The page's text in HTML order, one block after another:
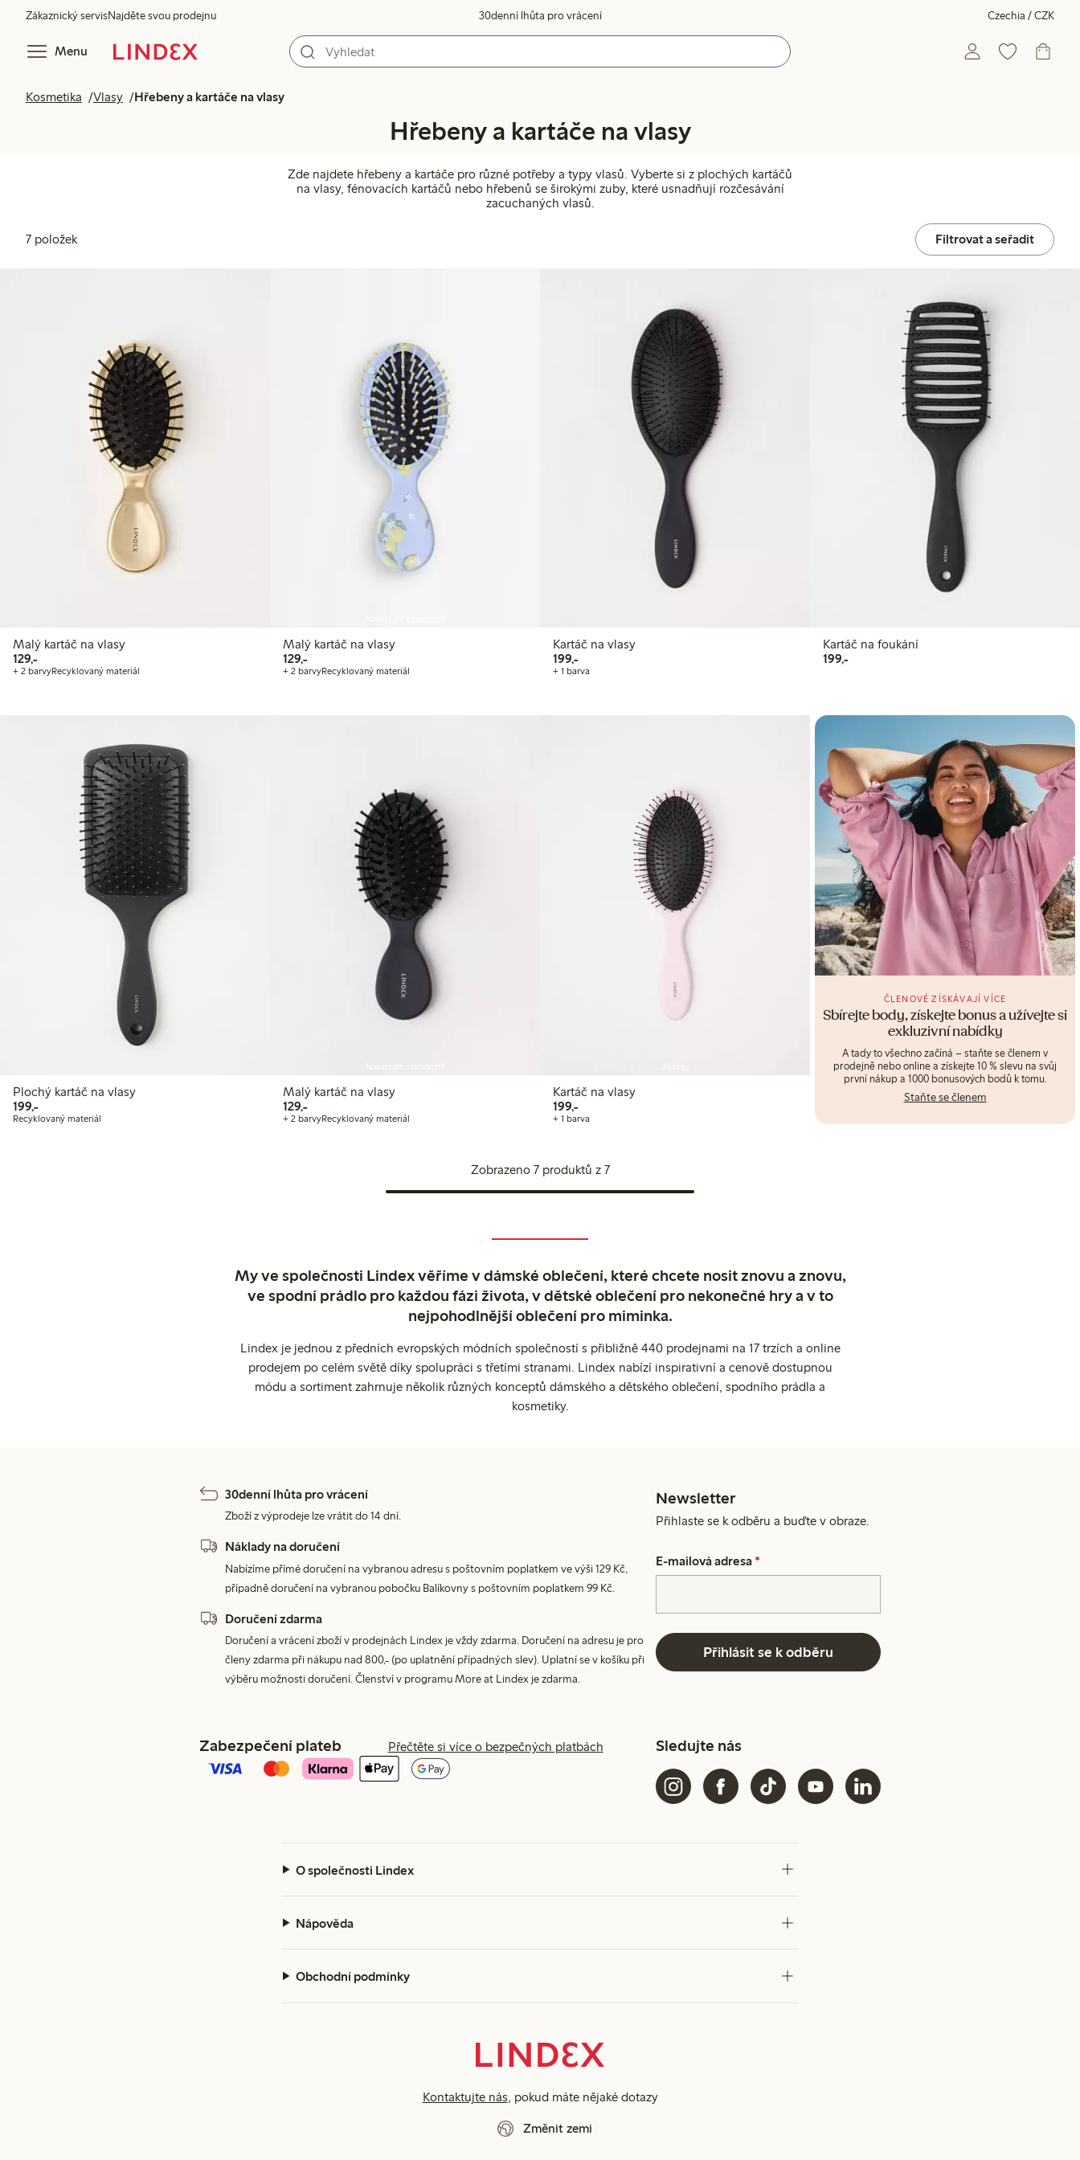
Zákaznický servisNajděte svou prodejnu 30denní lhůta pro vrácení Czechia / CZK
Menu
Kosmetika Vlasy Hřebeny a kartáče na vlasy
Hřebeny a kartáče na vlasy
Zde najdete hřebeny a kartáče pro různé potřeby a typy vlasů. Vyberte si z plochých kartáčů
na vlasy, fénovacích kartáčů nebo hřebenů se širokými zuby, které usnadňují rozčesávání
zacuchaných vlasů.
7 položek Filtrovat a seřadit
Malý kartáč na vlasy
129,-129,00 Kč
+ 2 barvyRecyklovaný materiál
Malý kartáč na vlasy
129,-129,00 Kč
+ 2 barvyRecyklovaný materiál
Kartáč na vlasy
199,-199,00 Kč
+ 1 barva
Kartáč na foukání
199,-199,00 Kč
Plochý kartáč na vlasy
199,-199,00 Kč
Recyklovaný materiál
Malý kartáč na vlasy
129,-129,00 Kč
+ 2 barvyRecyklovaný materiál
Kartáč na vlasy
199,-199,00 Kč
+ 1 barva
Sbírejte body, získejte bonus a užívejte si
exkluzivní nabídky
ČLENOVÉ ZÍSKÁVAJÍ VÍCE
A tady to všechno začíná – staňte se členem v
prodejně nebo online a získejte 10 % slevu na svůj
první nákup a 1000 bonusových bodů k tomu.
Staňte se členem
Zobrazeno 7 produktů z 7
My ve společnosti Lindex věříme v dámské oblečení, které chcete nosit znovu a znovu,
ve spodní prádlo pro každou fázi života, v dětské oblečení pro nekonečné hry a v to
nejpohodlnější oblečení pro miminka.
Lindex je jednou z předních evropských módních společností s přibližně 440 prodejnami na 17 trzích a online
prodejem po celém světě díky spolupráci s třetími stranami. Lindex nabízí inspirativní a cenově dostupnou
módu a sortiment zahrnuje několik různých konceptů dámského a dětského oblečení, spodního prádla a
kosmetiky.
30denní lhůta pro vrácení
Zboží z výprodeje lze vrátit do 14 dní.
Náklady na doručení
Nabízíme přímé doručení na vybranou adresu s poštovním poplatkem ve výši 129 Kč,
případně doručení na vybranou pobočku Balíkovny s poštovním poplatkem 99 Kč.
Doručení zdarma
Doručení a vrácení zboží v prodejnách Lindex je vždy zdarma. Doručení na adresu je pro
členy zdarma při nákupu nad 800,- (po uplatnění případných slev). Uplatní se v košíku při
výběru možnosti doručení. Členství v programu More at Lindex je zdarma.
Newsletter
Přihlaste se k odběru a buďte v obraze.
E-mailová adresa *
Přihlásit se k odběru
Zabezpečení plateb Přečtěte si více o bezpečných platbách Sledujte nás
O společnosti Lindex
Nápověda
Obchodní podmínky
Kontaktujte nás , pokud máte nějaké dotazy
Změnit zemi